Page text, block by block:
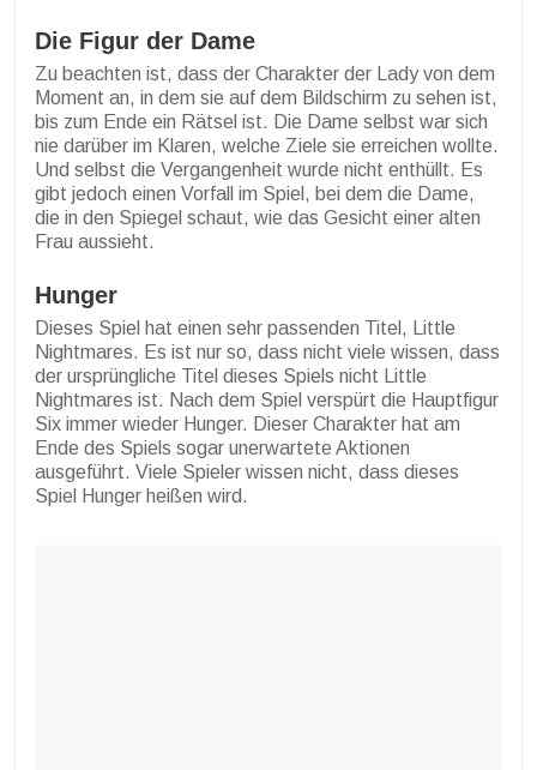
Die Figur der Dame
Zu beachten ist, dass der Charakter der Lady von dem
Moment an, in dem sie auf dem Bildschirm zu sehen ist,
bis zum Ende ein Rätsel ist. Die Dame selbst war sich
nie darüber im Klaren, welche Ziele sie erreichen wollte.
Und selbst die Vergangenheit wurde nicht enthüllt. Es
gibt jedoch einen Vorfall im Spiel, bei dem die Dame,
die in den Spiegel schaut, wie das Gesicht einer alten
Frau aussieht.
Hunger
Dieses Spiel hat einen sehr passenden Titel, Little
Nightmares. Es ist nur so, dass nicht viele wissen, dass
der ursprüngliche Titel dieses Spiels nicht Little
Nightmares ist. Nach dem Spiel verspürt die Hauptfigur
Six immer wieder Hunger. Dieser Charakter hat am
Ende des Spiels sogar unerwartete Aktionen
ausgeführt. Viele Spieler wissen nicht, dass dieses
Spiel Hunger heißen wird.